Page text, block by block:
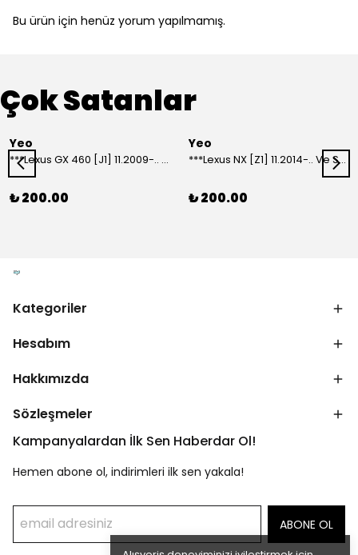
Bu ürün için henüz yorum yapılmamış.
Çok Satanlar
Yeo
***Lexus GX 460 [J1] 11.2009-.. Ve Sonrası Model Yılları İçin Uyumlu Yeo Arka Silecek
₺ 200.00
Yeo
***Lexus NX [Z1] 11.2014-.. Ve Sonrası Model Yılları İçin Uyumlu Yeo Arka Silecek
₺ 200.00
Kategoriler
Hesabım
Hakkımızda
Sözleşmeler
Kampanyalardan İlk Sen Haberdar Ol!
Hemen abone ol, indirimleri ilk sen yakala!
ABONE OL